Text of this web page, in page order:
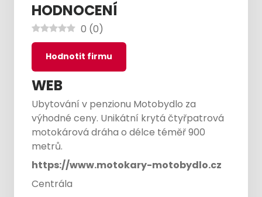
HODNOCENÍ
0 (0)
Hodnotit firmu
WEB
Ubytování v penzionu Motobydlo za
výhodné ceny. Unikátní krytá čtyřpatrová
motokárová dráha o délce téměř 900
metrů.
https://www.motokary-motobydlo.cz
Centrála